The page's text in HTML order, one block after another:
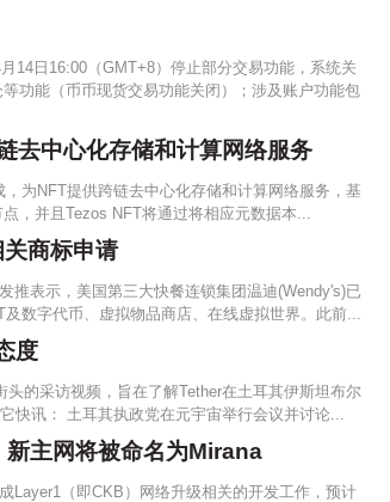
14日16:00（GMT+8）停止部分交易功能，系统关
功能（币币现货交易功能关闭）；涉及账户功能包
去中心化存储和计算网络服务
为NFT提供跨链去中心化存储和计算网络服务，基
，并且Tezos NFT将通过将相应元数据本...
商标申请
推表示，美国第三大快餐连锁集团温迪(Wendy's)已
数字代币、虚拟物品商店、在线虚拟世界。此前...
度
的采访视频，旨在了解Tether在土耳其伊斯坦布尔
快讯： 土耳其执政党在元宇宙举行会议并讨论...
主网将被命名为Mirana
Layer1（即CKB）网络升级相关的开发工作，预计